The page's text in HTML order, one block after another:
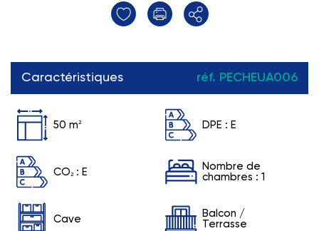
Caractéristiques réf. PECHEUA006
50 m 2 DPE : E
CO 2 : E
Nombre de
chambres : 1
Cave
Balcon /
Terrasse